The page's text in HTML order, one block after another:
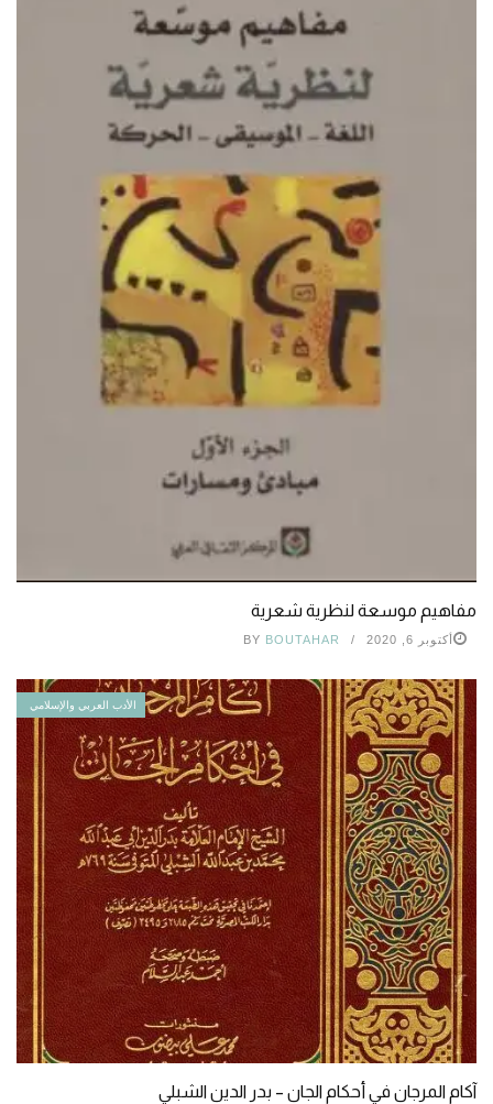
مفاهيم موسعة لنظرية شعرية
أكتوبر 6, 2020 BY BOUTAHAR
الأدب العربي والإسلامي
آكام المرجان في أحكام الجان – بدر الدين الشبلي